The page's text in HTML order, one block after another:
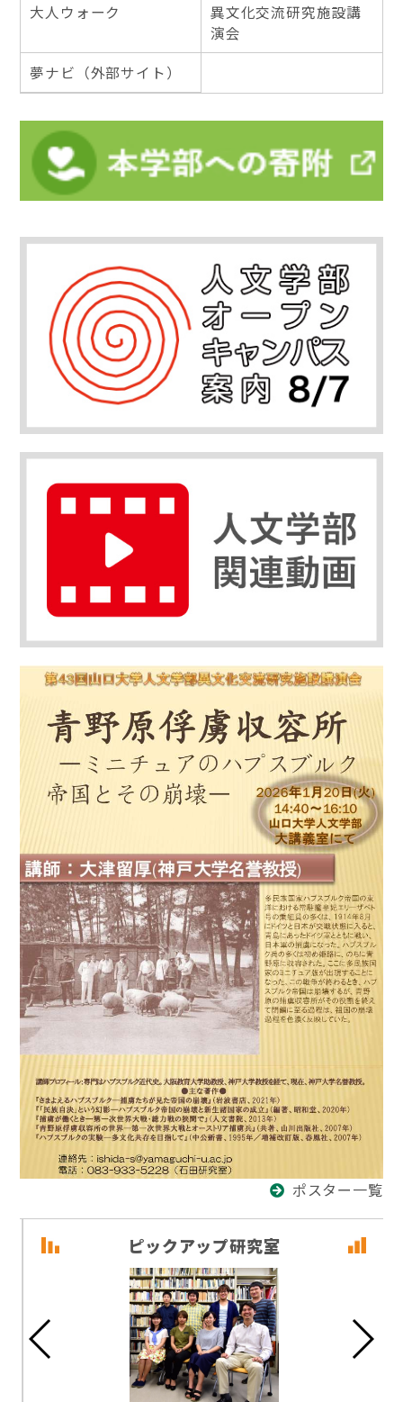
大人ウォーク
異文化交流研究施設講
演会
夢ナビ（外部サイト）
ポスター一覧
ピックアップ研究室